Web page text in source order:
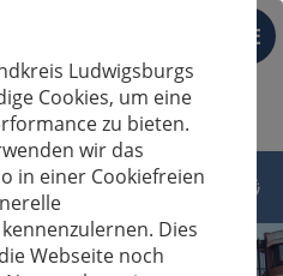
DE
Ludwigsburgs
Cookies, um eine
zu bieten.
wir das
in einer Cookiefreien
Dies
Webseite noch